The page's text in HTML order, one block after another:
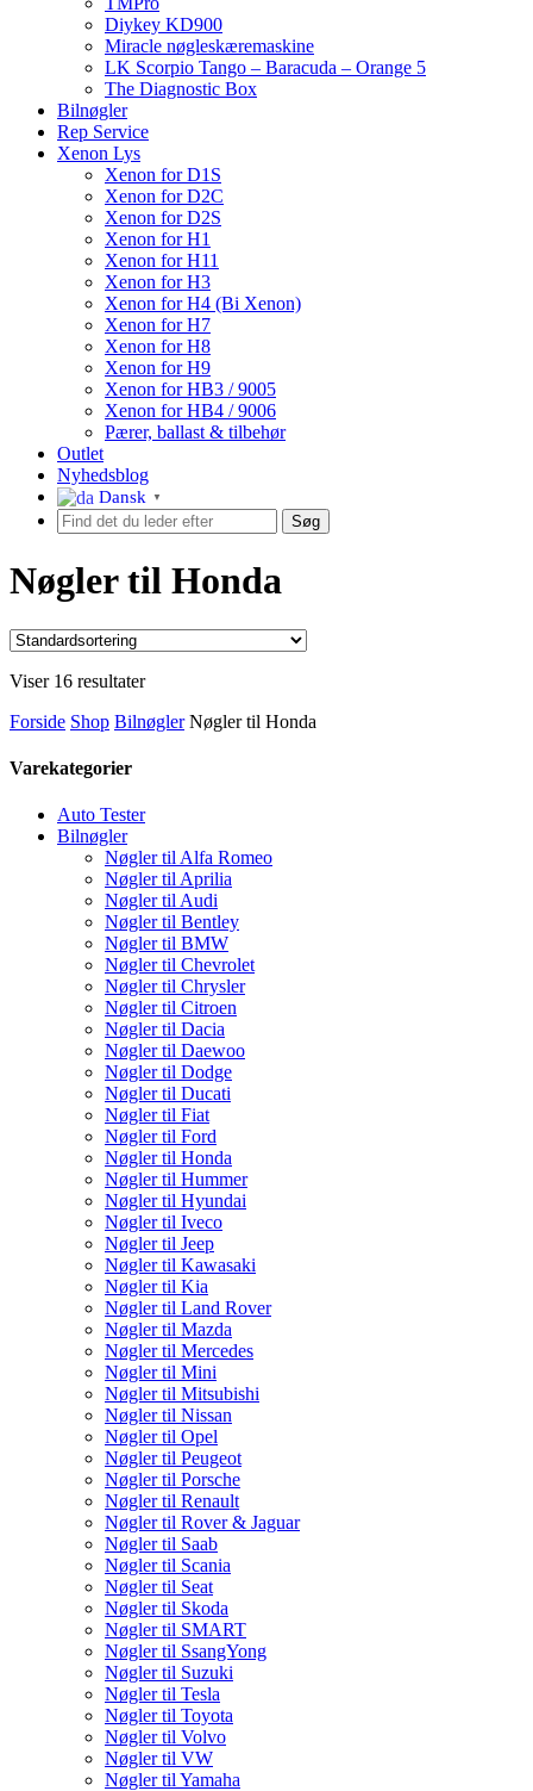
Diykey KD900
Miracle nøgleskæremaskine
LK Scorpio Tango – Baracuda – Orange 5
The Diagnostic Box
Bilnøgler
Rep Service
Xenon Lys
Xenon for D1S
Xenon for D2C
Xenon for D2S
Xenon for H1
Xenon for H11
Xenon for H3
Xenon for H4 (Bi Xenon)
Xenon for H7
Xenon for H8
Xenon for H9
Xenon for HB3 / 9005
Xenon for HB4 / 9006
Pærer, ballast & tilbehør
Outlet
Nyhedsblog
Dansk ▼
Søg
Nøgler til Honda
Viser 16 resultater
Forside Shop Bilnøgler Nøgler til Honda
Varekategorier
Auto Tester
Bilnøgler
Nøgler til Alfa Romeo
Nøgler til Aprilia
Nøgler til Audi
Nøgler til Bentley
Nøgler til BMW
Nøgler til Chevrolet
Nøgler til Chrysler
Nøgler til Citroen
Nøgler til Dacia
Nøgler til Daewoo
Nøgler til Dodge
Nøgler til Ducati
Nøgler til Fiat
Nøgler til Ford
Nøgler til Honda
Nøgler til Hummer
Nøgler til Hyundai
Nøgler til Iveco
Nøgler til Jeep
Nøgler til Kawasaki
Nøgler til Kia
Nøgler til Land Rover
Nøgler til Mazda
Nøgler til Mercedes
Nøgler til Mini
Nøgler til Mitsubishi
Nøgler til Nissan
Nøgler til Opel
Nøgler til Peugeot
Nøgler til Porsche
Nøgler til Renault
Nøgler til Rover & Jaguar
Nøgler til Saab
Nøgler til Scania
Nøgler til Seat
Nøgler til Skoda
Nøgler til SMART
Nøgler til SsangYong
Nøgler til Suzuki
Nøgler til Tesla
Nøgler til Toyota
Nøgler til Volvo
Nøgler til VW
Nøgler til Yamaha